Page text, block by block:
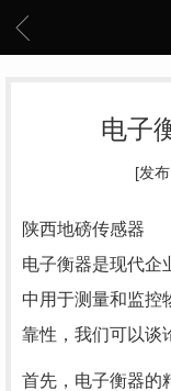
电子
[发
陕西地磅传感器
电子衡器是现代企
中用于测量和监控
靠性，我们可以谈
首先，电子衡器的